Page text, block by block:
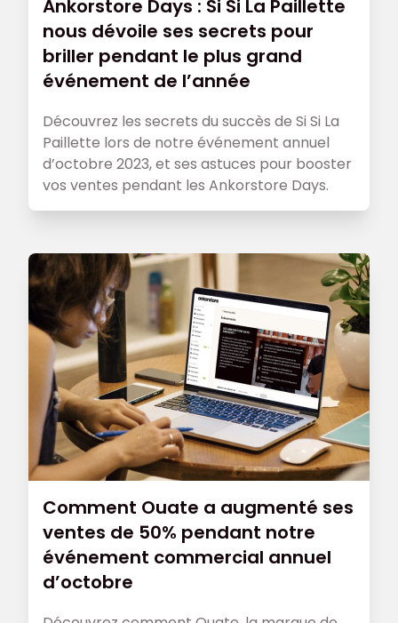
Ankorstore Days : Si Si La Paillette
nous dévoile ses secrets pour
briller pendant le plus grand
événement de l’année
Découvrez les secrets du succès de Si Si La
Paillette lors de notre événement annuel
d’octobre 2023, et ses astuces pour booster
vos ventes pendant les Ankorstore Days.
Comment Ouate a augmenté ses
ventes de 50% pendant notre
événement commercial annuel
d’octobre